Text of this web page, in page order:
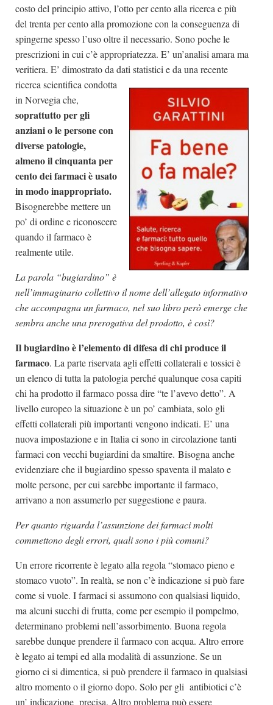
costo del principio attivo, l’otto per cento alla ricerca e più
del trenta per cento alla promozione con la conseguenza di
spingerne spesso l’uso oltre il necessario. Sono poche le
prescrizioni in cui c’è appropriatezza. E’ un’analisi amara ma
veritiera. E’ dimostrato da dati statistici e da una recente
ricerca scientifica condotta
in Norvegia che,
soprattutto per gli
anziani o le persone con
diverse patologie,
almeno il cinquanta per
cento dei farmaci è usato
in modo inappropriato.
Bisognerebbe mettere un
po’ di ordine e riconoscere
quando il farmaco è
realmente utile.
La parola “bugiardino” è
nell’immaginario collettivo il nome dell’allegato informativo
che accompagna un farmaco, nel suo libro però emerge che
sembra anche una prerogativa del prodotto, è così?
Il bugiardino è l’elemento di difesa di chi produce il
farmaco. La parte riservata agli effetti collaterali e tossici è
un elenco di tutta la patologia perché qualunque cosa capiti
chi ha prodotto il farmaco possa dire “te l’avevo detto”. A
livello europeo la situazione è un po’ cambiata, solo gli
effetti collaterali più importanti vengono indicati. E’ una
nuova impostazione e in Italia ci sono in circolazione tanti
farmaci con vecchi bugiardini da smaltire. Bisogna anche
evidenziare che il bugiardino spesso spaventa il malato e
molte persone, per cui sarebbe importante il farmaco,
arrivano a non assumerlo per suggestione e paura.
Per quanto riguarda l’assunzione dei farmaci molti
commettono degli errori, quali sono i più comuni?
Un errore ricorrente è legato alla regola “stomaco pieno e
stomaco vuoto”. In realtà, se non c’è indicazione si può fare
come si vuole. I farmaci si assumono con qualsiasi liquido,
ma alcuni succhi di frutta, come per esempio il pompelmo,
determinano problemi nell’assorbimento. Buona regola
sarebbe dunque prendere il farmaco con acqua. Altro errore
è legato ai tempi ed alla modalità di assunzione. Se un
giorno ci si dimentica, si può prendere il farmaco in qualsiasi
altro momento o il giorno dopo. Solo per gli antibiotici c’è
un’ indicazione precisa. Altro problema può essere